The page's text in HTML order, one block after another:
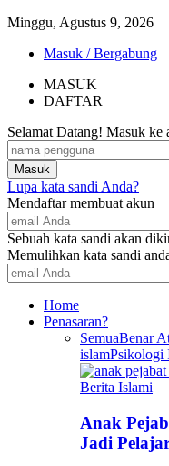
Minggu, Agustus 9, 2026
Masuk / Bergabung
MASUK
DAFTAR
Selamat Datang! Masuk ke
Lupa kata sandi Anda?
Mendaftar membuat akun
Sebuah kata sandi akan
Memulihkan kata sandi
Home
Penasaran?
SemuaBenar
islamPsikologi
Berita Islami
Anak
Jadi